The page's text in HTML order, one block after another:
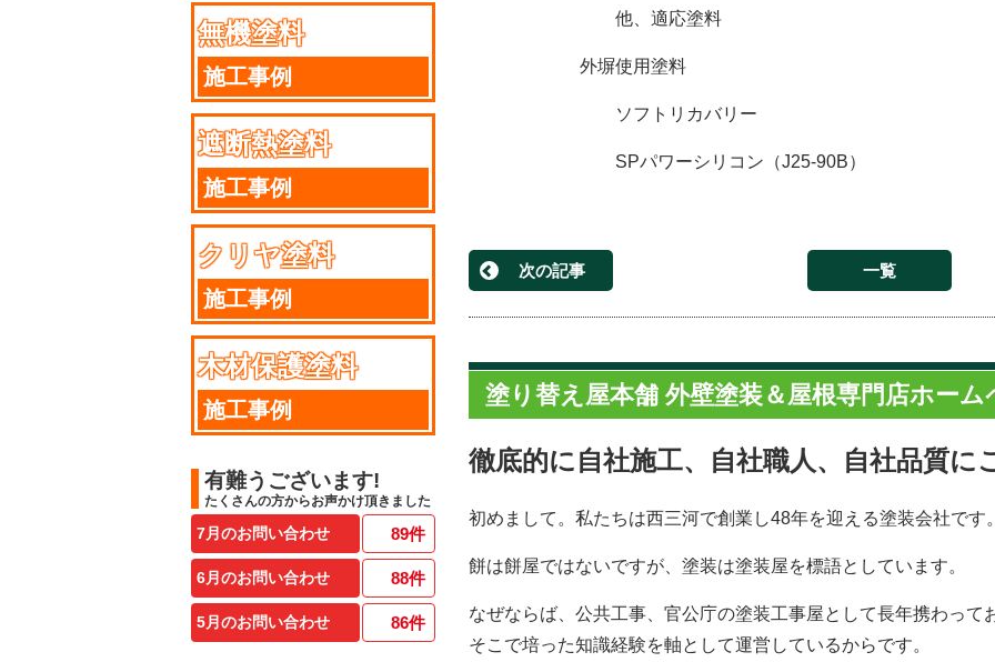
他、適応塗料
外塀使用塗料
ソフトリカバリー
SPパワーシリコン（J25-90B）
次の記事 一覧
塗り替え屋本舗 外壁塗装＆屋根専門店ホー
徹底的に自社施工、自社職人、自社品質に
初めまして。私たちは西三河で創業し48年を迎える塗装会社です
餅は餅屋ではないですが、塗装は塗装屋を標語としています。
なぜならば、公共工事、官公庁の塗装工事屋として長年携わって
そこで培った知識経験を軸として運営しているからです。
施工事例
無機塗料
施工事例
遮断熱塗料
施工事例
クリヤ塗料
施工事例
木材保護塗料
施工事例
有難うございます!
たくさんの方からお声かけ頂きました
7月のお問い合わせ 89件
6月のお問い合わせ 88件
5月のお問い合わせ 86件